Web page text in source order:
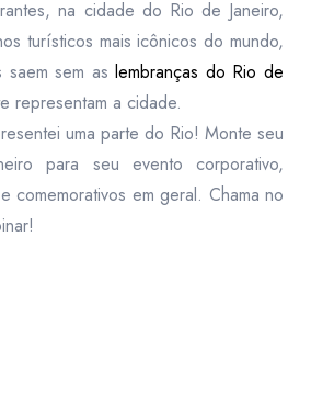
na cidade do Rio de Janeiro,
turísticos mais icônicos do mundo,
saem sem aslembranças do Rio de
representam a cidade.
uma parte do Rio! Monte seu
para seu evento corporativo,
comemorativos em geral. Chama no